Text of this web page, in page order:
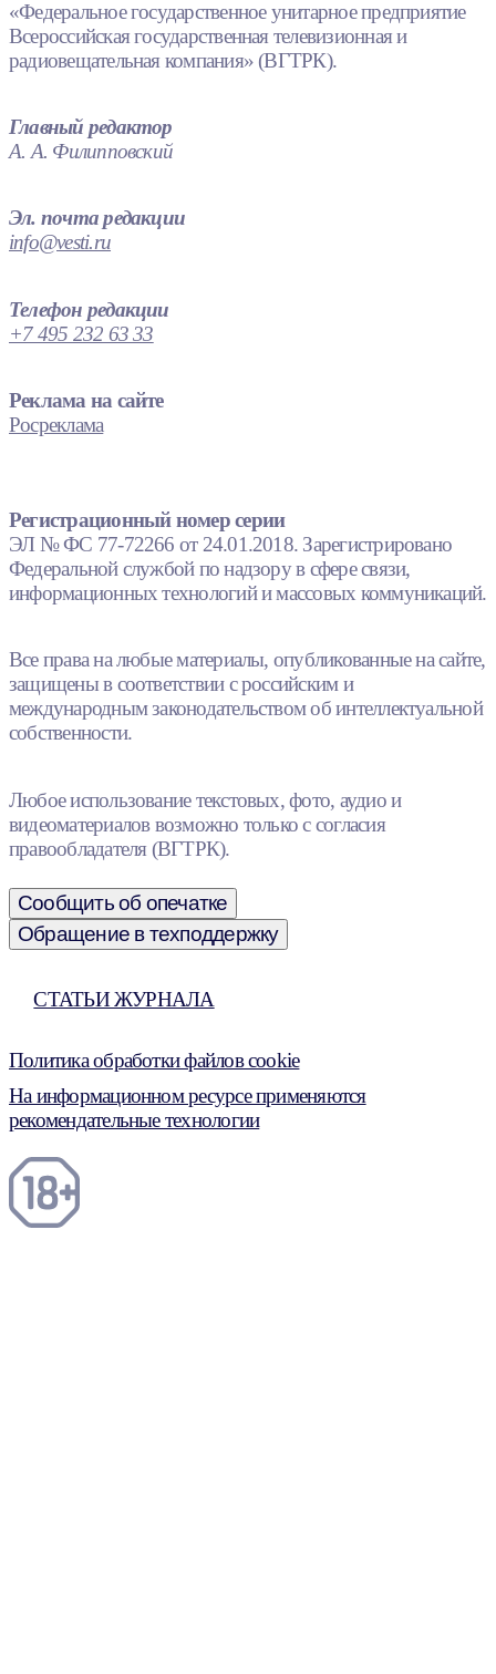
«Федеральное государственное унитарное предприятие
Всероссийская государственная телевизионная и
радиовещательная компания» (ВГТРК).
Главный редактор
А. А. Филипповский
Эл. почта редакции
info@vesti.ru
Телефон редакции
+7 495 232 63 33
Реклама на сайте
Росреклама
Регистрационный номер серии
ЭЛ № ФС 77-72266 от 24.01.2018. Зарегистрировано
Федеральной службой по надзору в сфере связи,
информационных технологий и массовых коммуникаций.
Все права на любые материалы, опубликованные на сайте,
защищены в соответствии с российским и
международным законодательством об интеллектуальной
собственности.
Любое использование текстовых, фото, аудио и
видеоматериалов возможно только с согласия
правообладателя (ВГТРК).
Сообщить об опечатке
Обращение в техподдержку
СТАТЬИ ЖУРНАЛА
Политика обработки файлов cookie
На информационном ресурсе применяются
рекомендательные технологии